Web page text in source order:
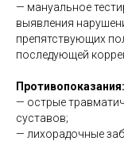
— мануальное
выявления
препятствующих
последующей
Противопоказания:
— острые
суставов;
— лихорадочные